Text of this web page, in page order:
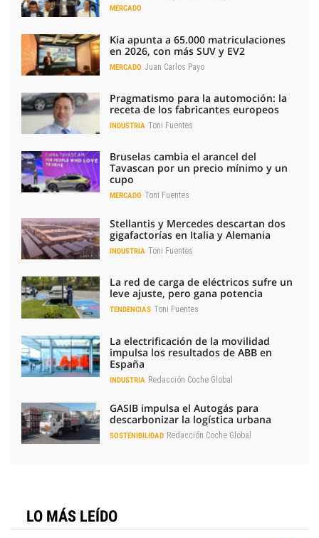
MERCADO
Kia apunta a 65.000 matriculaciones
en 2026, con más SUV y EV2
MERCADO Juan Carlos Payo
Pragmatismo para la automoción: la
receta de los fabricantes europeos
INDUSTRIA Toni Fuentes
Bruselas cambia el arancel del
Tavascan por un precio mínimo y un
cupo
MERCADO Toni Fuentes
Stellantis y Mercedes descartan dos
gigafactorías en Italia y Alemania
INDUSTRIA Toni Fuentes
La red de carga de eléctricos sufre un
leve ajuste, pero gana potencia
TENDENCIAS Toni Fuentes
La electrificación de la movilidad
impulsa los resultados de ABB en
España
INDUSTRIA Redacción Coche Global
GASIB impulsa el Autogás para
descarbonizar la logística urbana
SOSTENIBILIDAD Redacción Coche Global
LO MÁS LEÍDO